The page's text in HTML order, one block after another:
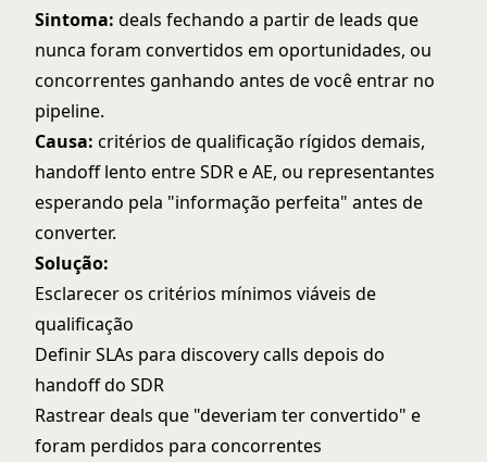
Sintoma: deals fechando a partir de leads que
nunca foram convertidos em oportunidades, ou
concorrentes ganhando antes de você entrar no
pipeline.
Causa: critérios de qualificação rígidos demais,
handoff lento entre SDR e AE, ou representantes
esperando pela "informação perfeita" antes de
converter.
Solução:
Esclarecer os critérios mínimos viáveis de
qualificação
Definir SLAs para discovery calls depois do
handoff do SDR
Rastrear deals que "deveriam ter convertido" e
foram perdidos para concorrentes